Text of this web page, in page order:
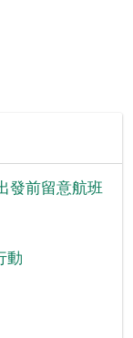
發前留意航班
動